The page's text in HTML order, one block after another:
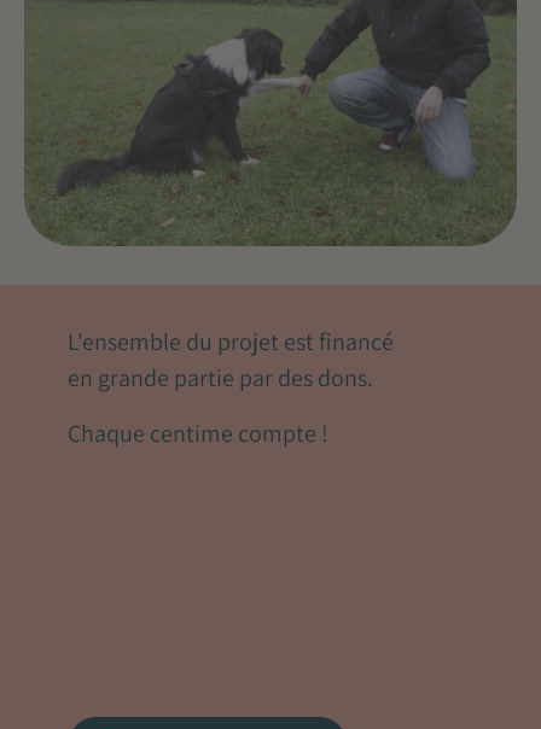
L'ensemble du projet est financé
en grande partie par des dons.
Chaque centime compte !